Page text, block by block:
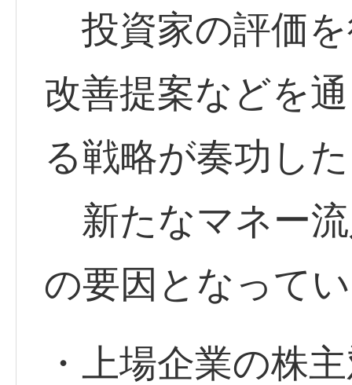
投資家の評価
改善提案などを
る戦略が奏功し
新たなマネー
の要因となって
・上場企業の株